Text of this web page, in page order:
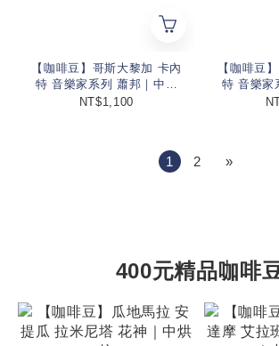
【咖啡豆】哥斯大黎加 卡內
特 音樂家系列 蕭邦｜中深
烘焙
NT$1,100
【咖啡豆
特 音樂家
1 2 »
400元精品咖啡